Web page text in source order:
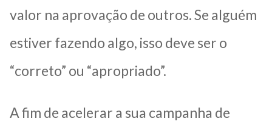
valor na aprovação de outros. Se alguém
estiver fazendo algo, isso deve ser o
“correto” ou “apropriado”.
A fim de acelerar a sua campanha de